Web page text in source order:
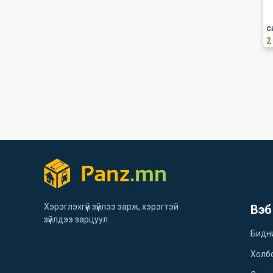
2
Хэрэглэхгүй зүйлээ зарж, хэрэгтэй
зүйлдээ зарцуул.